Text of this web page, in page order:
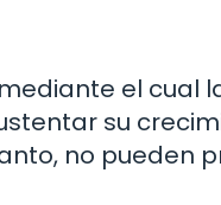
el cual
su
no pueden